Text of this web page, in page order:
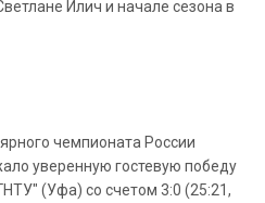
Илич и начале сезона в
чемпионата России
уверенную гостевую победу
(Уфа) со счетом 3:0 (25:21,